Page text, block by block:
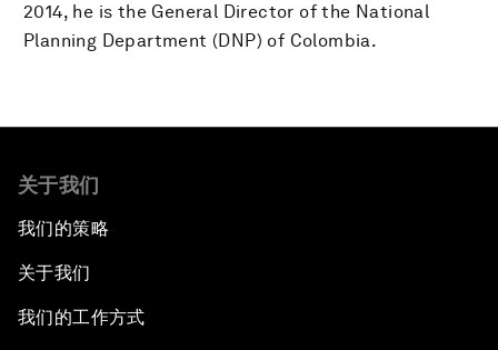
2014, he is the General Director of the National
Planning Department (DNP) of Colombia.
关于我们
我们的策略
关于我们
我们的工作方式